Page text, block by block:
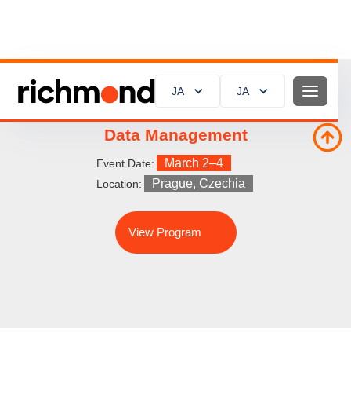
JA JA
Data Management
Event Date: March 2–4
Location: Prague, Czechia
View Program